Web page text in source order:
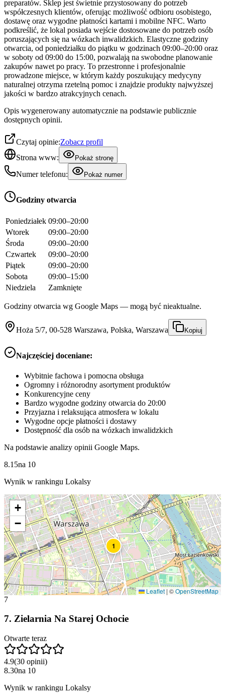
preparatów. Sklep jest świetnie przystosowany do potrzeb
współczesnych klientów, oferując możliwość odbioru osobistego,
dostawę oraz wygodne płatności kartami i mobilne NFC. Warto
podkreślić, że lokal posiada wejście dostosowane do potrzeb osób
poruszających się na wózkach inwalidzkich. Elastyczne godziny
otwarcia, od poniedziałku do piątku w godzinach 09:00–20:00 oraz
w soboty od 09:00 do 15:00, pozwalają na swobodne planowanie
zakupów nawet po pracy. To przestronne i profesjonalnie
prowadzone miejsce, w którym każdy poszukujący medycyny
naturalnej otrzyma rzetelną pomoc i znajdzie produkty najwyższej
jakości w bardzo atrakcyjnych cenach.
Opis wygenerowany automatycznie na podstawie publicznie
dostępnych opinii.
Czytaj opinie:Zobacz profil
Strona www:
Pokaż stronę
Numer telefonu: Pokaż numer
Godziny otwarcia
Poniedziałek 09:00–20:00
Wtorek
09:00–20:00
Środa
09:00–20:00
Czwartek
09:00–20:00
Piątek
09:00–20:00
Sobota
09:00–15:00
Niedziela
Zamknięte
Godziny otwarcia wg Google Maps — mogą być nieaktualne.
Hoża 5/7, 00-528 Warszawa, Polska, Warszawa Kopiuj
Najczęściej doceniane:
Wybitnie fachowa i pomocna obsługa
Ogromny i różnorodny asortyment produktów
Konkurencyjne ceny
Bardzo wygodne godziny otwarcia do 20:00
Przyjazna i relaksująca atmosfera w lokalu
Wygodne opcje płatności i dostawy
Dostępność dla osób na wózkach inwalidzkich
Na podstawie analizy opinii Google Maps.
8.15na 10
Wynik w rankingu Lokalsy
1
+
−
Leaflet | ©OpenStreetMap
7
7. Zielarnia Na Starej Ochocie
Otwarte teraz
4.9(30 opinii)
8.30na 10
Wynik w rankingu Lokalsy